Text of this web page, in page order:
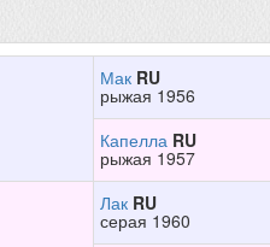
Мак RU
рыжая 1956
Капелла RU
рыжая 1957
Лак RU
серая 1960